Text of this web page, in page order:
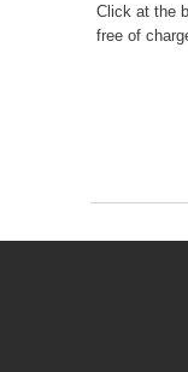
Click at the
free of